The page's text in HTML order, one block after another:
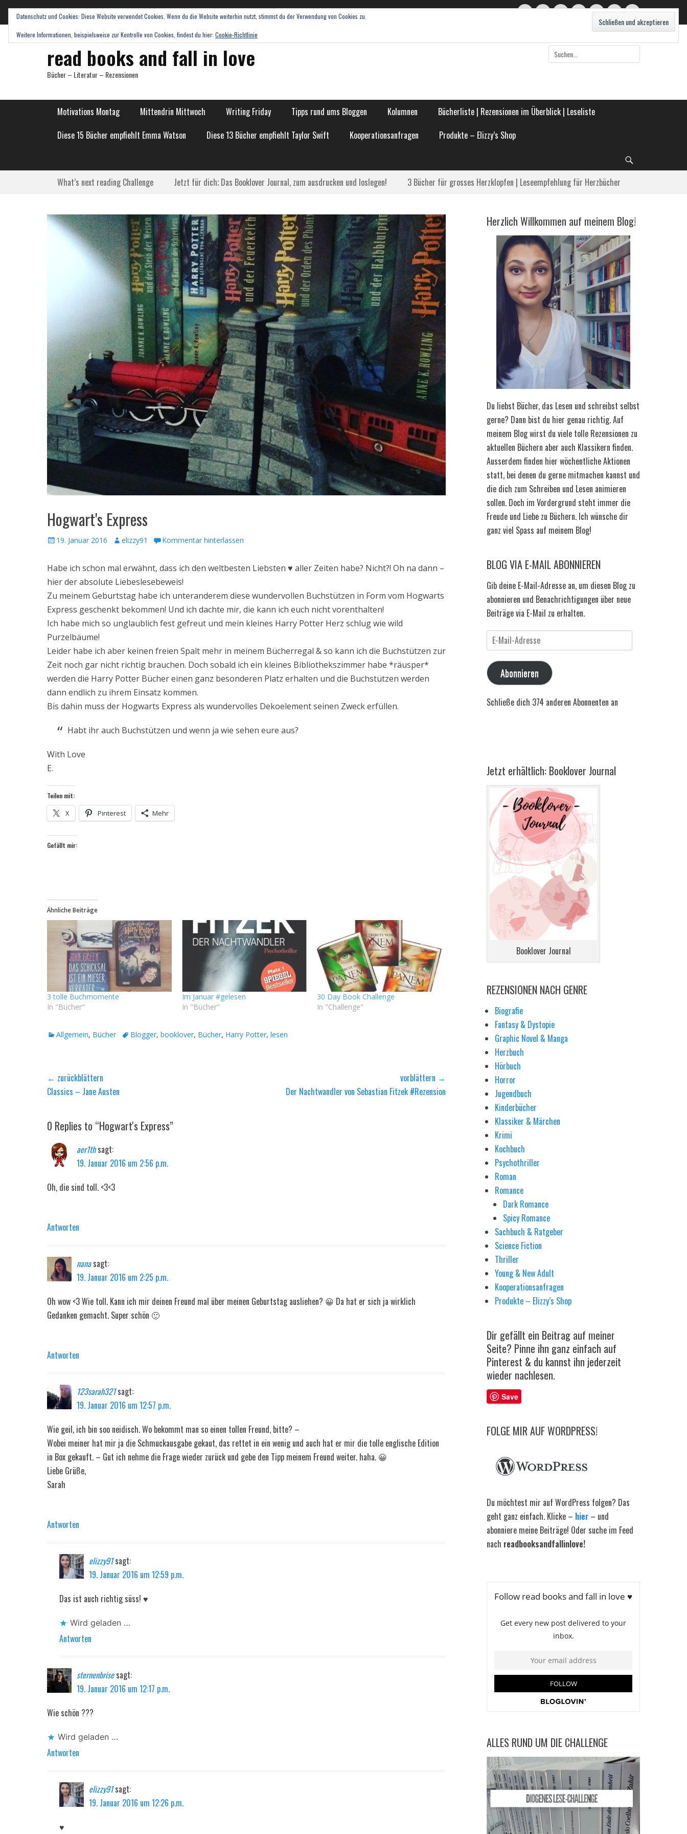
WordPress
PinterestInstagramWebseite
read books and fall in love
Bücher – Literatur – Rezensionen
Suche
nach:
Hauptmenü
Weiter
Inhalt
Motivations Montag Mittendrin Mittwoch Writing Friday Tipps rund ums Bloggen Kolumnen
Bücherliste | Rezensionen im Überblick | Leseliste
Diese 15 Bücher empfiehlt Emma Watson
Diese 13 Bücher empfiehlt Taylor Swift Kooperationsanfragen Produkte – Elizzy’s Shop
Submenü
Weiter
What’s next reading Challenge Jetzt für dich; Das Booklover Journal, zum ausdrucken und loslegen! 3 Bücher für grosses Herzklopfen | Leseempfehlung für Herzbücher
Hogwart's Express
Veröffentlicht
19. Januar 2016 Autorelizzy91 Kommentar hinterlassen
Habe ich schon mal erwähnt, dass ich den weltbesten Liebsten ♥ aller Zeiten habe? Nicht?! Oh na dann –
hier der absolute Liebeslesebeweis!
Zu meinem Geburtstag habe ich unteranderem diese wundervollen Buchstützen in Form vom Hogwarts
Express geschenkt bekommen! Und ich dachte mir, die kann ich euch nicht vorenthalten!
Ich habe mich so unglaublich fest gefreut und mein kleines Harry Potter Herz schlug wie wild
Purzelbäume!
Leider habe ich aber keinen freien Spalt mehr in meinem Bücherregal & so kann ich die Buchstützen zur
Zeit noch gar nicht richtig brauchen. Doch sobald ich ein kleines Bibliothekszimmer habe *räusper*
werden die Harry Potter Bücher einen ganz besonderen Platz erhalten und die Buchstützen werden
dann endlich zu ihrem Einsatz kommen.
Bis dahin muss der Hogwarts Express als wundervolles Dekoelement seinen Zweck erfüllen.
Habt ihr auch Buchstützen und wenn ja wie sehen eure aus?
With Love
E.
Teilen mit:
X Pinterest Mehr
Gefällt mir:
Ähnliche Beiträge
3 tolle Buchmomente
In "Bücher"
Im Januar #gelesen
In "Bücher"
30 Day Book Challenge
In "Challenge"
Kategorien
Allgemein, Bücher TagsBlogger, booklover, Bücher, Harry Potter, lesen
Beitragsnavigation
← zurückblättern
Vorheriger
Classics – Jane Austen
vorblättern →
Der Nachtwandler von Sebastian Fitzek #Rezension
0 Replies to “Hogwart's Express”
aer1th sagt:
19. Januar 2016 um 2:56 p.m.
Oh, die sind toll. <3<3
Antworten
nana sagt:
19. Januar 2016 um 2:25 p.m.
Oh wow <3 Wie toll. Kann ich mir deinen Freund mal über meinen Geburtstag ausliehen? 😀 Da hat er sich ja wirklich
Gedanken gemacht. Super schön 🙂
Antworten
123sarah321 sagt:
19. Januar 2016 um 12:57 p.m.
Wie geil, ich bin soo neidisch. Wo bekommt man so einen tollen Freund, bitte? –
Wobei meiner hat mir ja die Schmuckausgabe gekaut, das rettet in ein wenig und auch hat er mir die tolle englische Edition
in Box gekauft. – Gut ich nehme die Frage wieder zurück und gebe den Tipp meinem Freund weiter. haha. 😀
Liebe Grüße,
Sarah
Antworten
elizzy91 sagt:
19. Januar 2016 um 12:59 p.m.
Das ist auch richtig süss! ♥
Wird geladen …
Antworten
sternenbrise sagt:
19. Januar 2016 um 12:17 p.m.
Wie schön ???
Wird geladen …
Antworten
elizzy91 sagt:
19. Januar 2016 um 12:26 p.m.
♥
Herzlich Willkommen auf meinem Blog!
Du liebst Bücher, das Lesen und schreibst selbst
gerne? Dann bist du hier genau richtig. Auf
meinem Blog wirst du viele tolle Rezensionen zu
aktuellen Büchern aber auch Klassikern finden.
Ausserdem finden hier wöchentliche Aktionen
statt, bei denen du gerne mitmachen kannst und
die dich zum Schreiben und Lesen animieren
sollen. Doch im Vordergrund steht immer die
Freude und Liebe zu Büchern. Ich wünsche dir
ganz viel Spass auf meinem Blog!
BLOG VIA E-MAIL ABONNIEREN
Gib deine E-Mail-Adresse an, um diesen Blog zu
abonnieren und Benachrichtigungen über neue
Beiträge via E-Mail zu erhalten.
Mail-
Adresse
Abonnieren
Schließe dich 374 anderen Abonnenten an
Jetzt erhältlich: Booklover Journal
Booklover Journal
REZENSIONEN NACH GENRE
Biografie
Fantasy & Dystopie
Graphic Novel & Manga
Herzbuch
Hörbuch
Horror
Jugendbuch
Kinderbücher
Klassiker & Märchen
Krimi
Kochbuch
Psychothriller
Roman
Romance
Dark Romance
Spicy Romance
Sachbuch & Ratgeber
Science Fiction
Thriller
Young & New Adult
Kooperationsanfragen
Produkte – Elizzy’s Shop
Dir gefällt ein Beitrag auf meiner
Seite? Pinne ihn ganz einfach auf
Pinterest & du kannst ihn jederzeit
wieder nachlesen.
Save
FOLGE MIR AUF WORDPRESS!
Du möchtest mir auf WordPress folgen? Das
geht ganz einfach. Klicke – hier – und
abonniere meine Beiträge! Oder suche im Feed
nach readbooksandfallinlove!
ALLES RUND UM DIE CHALLENGE
Datenschutz und Cookies: Diese Website verwendet Cookies. Wenn du die Website weiterhin nutzt, stimmst du der Verwendung von Cookies zu.
Weitere Informationen, beispielsweise zur Kontrolle von Cookies, findest du hier: Cookie-Richtlinie